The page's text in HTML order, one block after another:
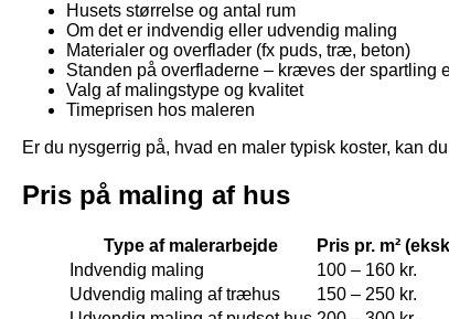
Husets størrelse og antal rum
Om det er indvendig eller udvendig maling
Materialer og overflader (fx puds, træ, beton)
Standen på overfladerne – kræves der spartling
Valg af malingstype og kvalitet
Timeprisen hos maleren
Er du nysgerrig på, hvad en maler typisk koster, kan
Pris på maling af hus
Type af malerarbejde Pris pr. m²
Indvendig maling
100 – 160 kr.
Udvendig maling af træhus
150 – 250 kr.